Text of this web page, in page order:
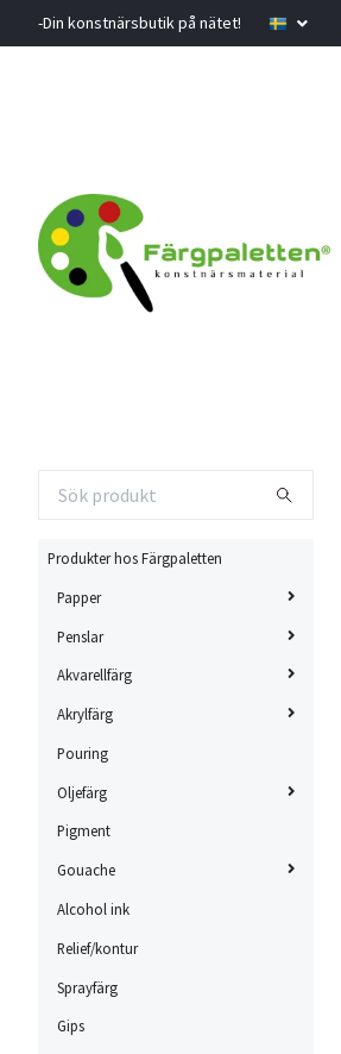
-Din konstnärsbutik på nätet!
Produkter hos Färgpaletten
Papper
Penslar
Akvarellfärg
Akrylfärg
Pouring
Oljefärg
Pigment
Gouache
Alcohol ink
Relief/kontur
Sprayfärg
Gips